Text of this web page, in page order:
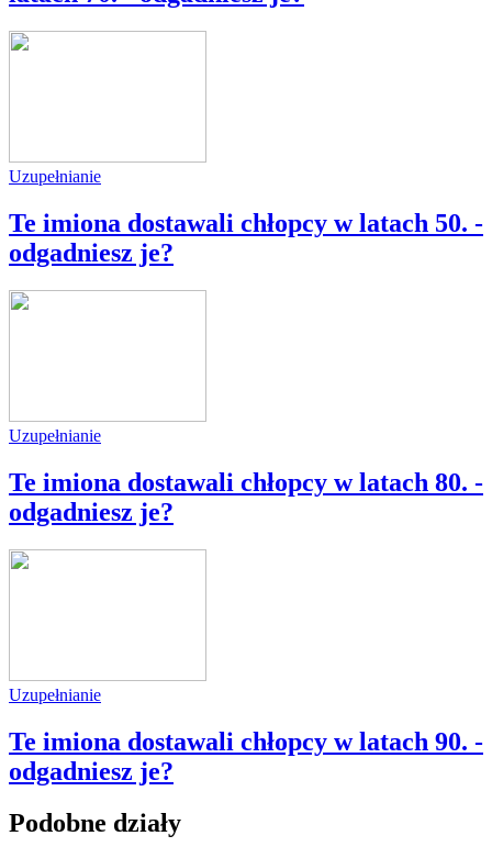
Uzupełnianie
Te imiona dostawali chłopcy w latach 50. -
odgadniesz je?
Uzupełnianie
Te imiona dostawali chłopcy w latach 80. -
odgadniesz je?
Uzupełnianie
Te imiona dostawali chłopcy w latach 90. -
odgadniesz je?
Podobne działy